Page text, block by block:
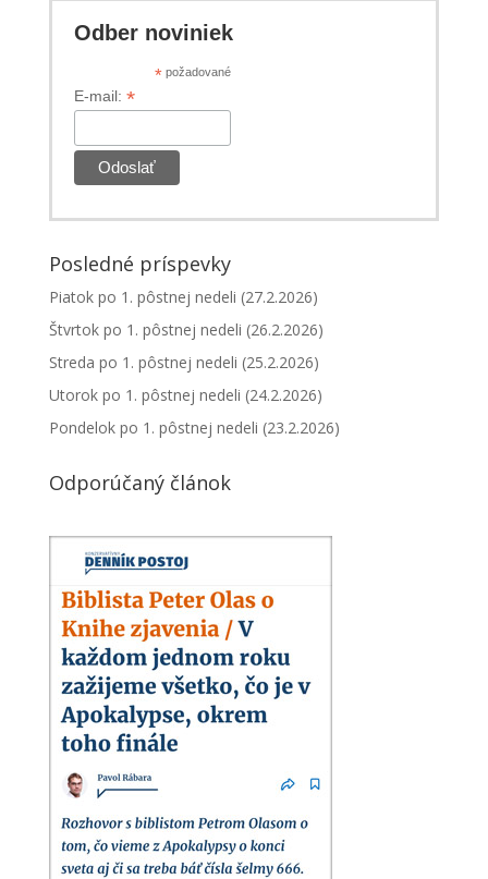
Odber noviniek
*požadované
E-mail: *
Posledné príspevky
Piatok po 1. pôstnej nedeli (27.2.2026)
Štvrtok po 1. pôstnej nedeli (26.2.2026)
Streda po 1. pôstnej nedeli (25.2.2026)
Utorok po 1. pôstnej nedeli (24.2.2026)
Pondelok po 1. pôstnej nedeli (23.2.2026)
Odporúčaný článok